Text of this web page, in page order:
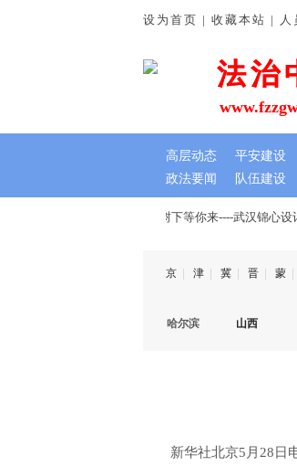
法治
七夕文创节，我在千年木莲王树下等你来----武汉锦心设
政法要闻 队伍建设
设为首页 | 收藏本站 | 人
高层动态 平安建设
法治
京 津 冀 晋 蒙
哈尔滨 山西
新华社北京5月28日